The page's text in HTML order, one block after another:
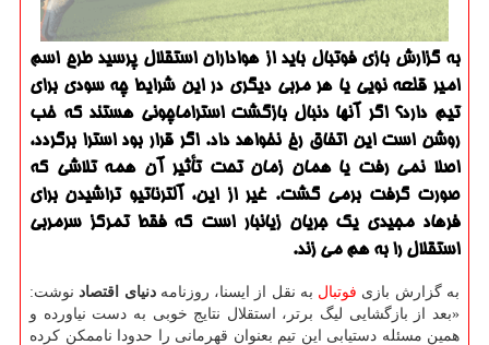
به گزارش بازی فوتبال باید از هواداران استقلال پرسید طرح اسم
امیر قلعه نویی یا هر مربی دیگری در این شرایط چه سودی برای
تیم دارد؟ اگر آنها دنبال بازگشت استراماچونی هستند كه خب
روشن است این اتفاق رخ نخواهد داد. اگر قرار بود استرا برگردد،
اصلا نمی رفت یا همان زمان تحت تأثیر آن همه تلاشی كه
صورت گرفت برمی گشت. غیر از این، آلترناتیو تراشیدن برای
فرهاد مجیدی یك جریان زیانبار است كه فقط تمركز سرمربی
استقلال را به هم می زند.
به گزارش بازی فوتبال به نقل از ایسنا، روزنامهدنیای اقتصادنوشت:
«بعد از بازگشایی لیگ برتر، استقلال نتایج خوبی به دست نیاورده و
همین مسئله دستیابی این تیم بعنوان قهرمانی را حدودا ناممکن کرده